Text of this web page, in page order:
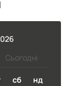
Сьогодні
сб нд